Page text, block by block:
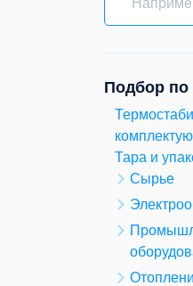
Подбор по
Тара и
Сырье